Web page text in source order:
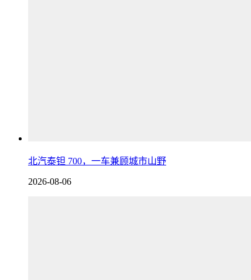
北汽泰钽 700，一车兼顾城市山野
2026-08-06